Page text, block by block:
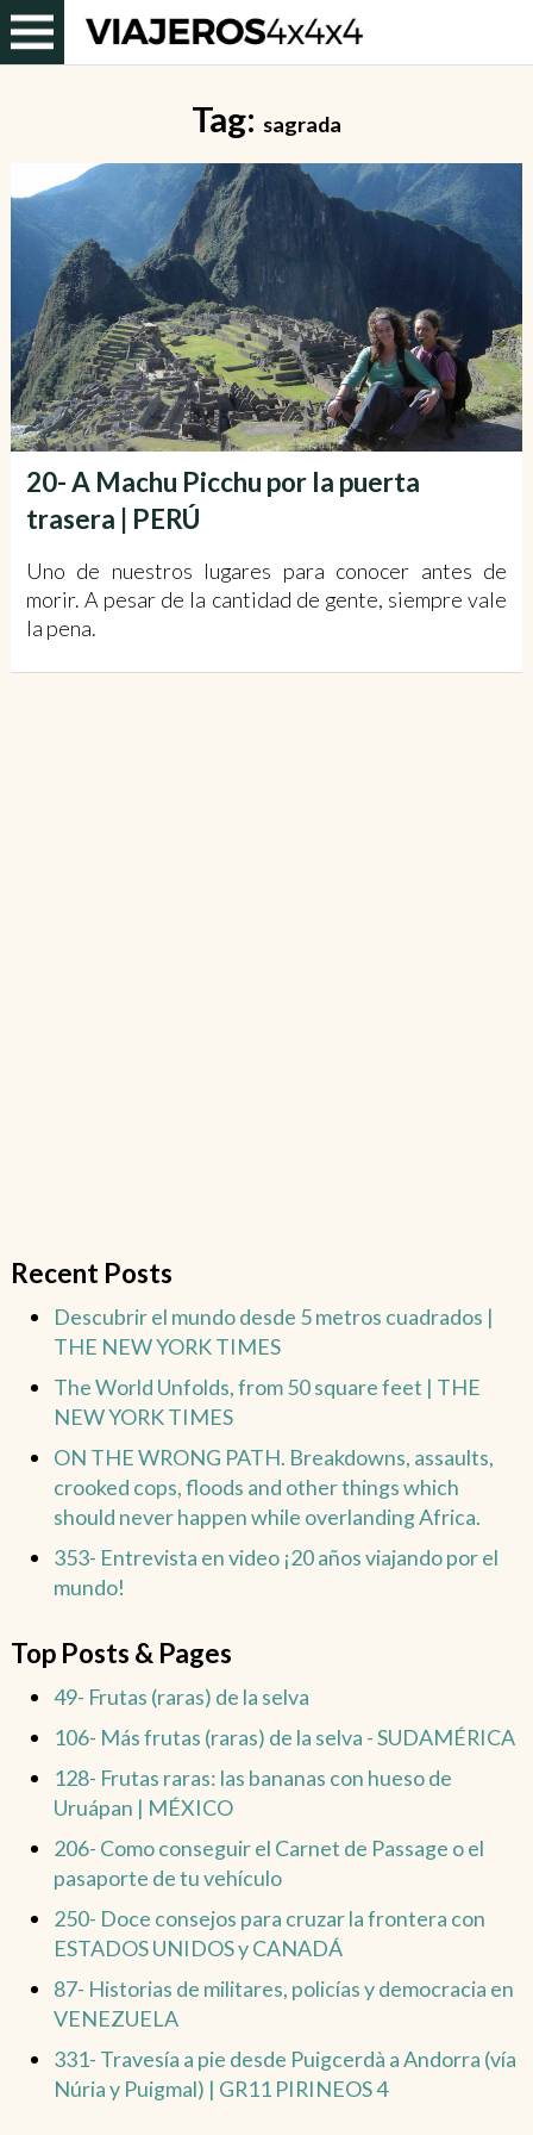
Tag: sagrada
20- A Machu Picchu por la puerta
trasera | PERÚ
Uno de nuestros lugares para conocer antes de
morir. A pesar de la cantidad de gente, siempre vale
la pena.
Recent Posts
Descubrir el mundo desde 5 metros cuadrados |
THE NEW YORK TIMES
The World Unfolds, from 50 square feet | THE
NEW YORK TIMES
ON THE WRONG PATH. Breakdowns, assaults,
crooked cops, floods and other things which
should never happen while overlanding Africa.
353- Entrevista en video ¡20 años viajando por el
mundo!
Top Posts & Pages
49- Frutas (raras) de la selva
106- Más frutas (raras) de la selva - SUDAMÉRICA
128- Frutas raras: las bananas con hueso de
Uruápan | MÉXICO
206- Como conseguir el Carnet de Passage o el
pasaporte de tu vehículo
250- Doce consejos para cruzar la frontera con
ESTADOS UNIDOS y CANADÁ
87- Historias de militares, policías y democracia en
VENEZUELA
331- Travesía a pie desde Puigcerdà a Andorra (vía
Núria y Puigmal) | GR11 PIRINEOS 4